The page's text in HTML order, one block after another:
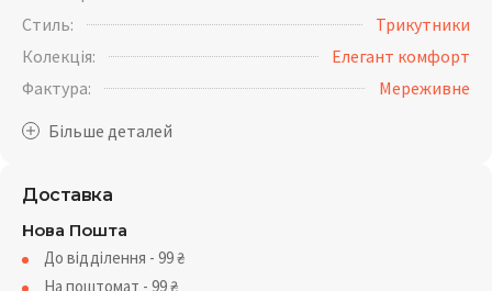
Стиль:
Трикутники
Колекція:
Елегант комфорт
Фактура:
Мереживне
Доставка
Нова Пошта
До відділення - 99₴
На поштомат - 99₴